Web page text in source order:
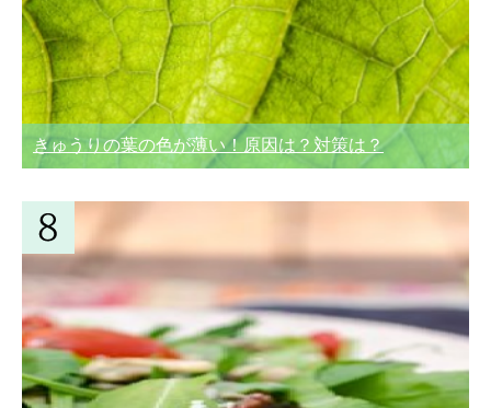
きゅうりの葉の色が薄い！原因は？対策は？